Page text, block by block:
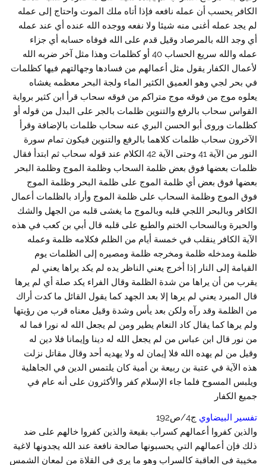
الكافر يحسب أن عمله نافعه فإذا أتاه ملك الموت واحتاج إلى عمله
لم يجد عمله أغنى منه شيئا ولا نفعه ووجده الله عنده أي عند عمله
أي وجد الله بالمرصاد وقيل قدم على الله فوفاه حسابه أي جزاء
عمله والله سريع الحساب 40 أو كظلمات وهذا مثل آخر ضربه الله
لأعمال الكفار يقول مثل أعمالهم من فسادها وجهالتهم فيها كظلمات
في بحر لجي وهو العميق الكثير الماء ولجة البحر معظمه يغشاه
يعلوه موج من فوقه موج متراكم من فوقه سحاب قرأ ابن كثير برواية
القواس سحاب بالرفع والتنوين ظلمات بالجر على البدل من قوله أو
كظلمات وروى أبو الحسن البري عنه سحاب ظلمات بالإضافة وقرأ
الآخرون سحاب ظلمات كلاهما بالرفع والتنوين فيكون تمام سورة
النور من الآية 41 وحتى الآية 42 الكلام عند قوله سحاب ثم ابتدأ فقال
ظلمات بعضها فوق بعض ظلمة السحاب وظلمة الموج وظلمة البحر
بعضها فوق بعض أي ظلمة الموج على ظلمة البحر وظلمة الموج
فوق الموج وظلمة السحاب على ظلمة الموج وأراد بالظلمات أعمال
الكافر وبالبحر اللجي قلبه وبالموج ما يغشى قلبه من الجهل والشك
والحيرة وبالسحاب الختم والطبع على قلبه قال أبي بن كعب في هذه
الآية الكافر ينقلب في خمسة أيام من الظلم فكلامه ظلمة وعمله
ظلمة ومدخله ظلمة ومخرجه ظلمة ومصيره إلى الظلمات يوم
القيامة إلى النار إذا أخرج يعني الناظر يده لم يكد يراها يعني لم
يقرب من أن يراها من شدة الظلمة وقال الفراء يكد صلة أي لم يرها
قال المبرد يعني لم يرها إلا بعد الجهد كما يقول القائل ما كدت أراك
من الظلمة وقد رآه ولكن بعد يأس وشدة وقيل معناه قرب من رؤيتها
ولم يرها كما يقال كاد النعام يطير ومن لم يجعل الله له نورا فما له
من نور قال ابن عباس من لم يجعل الله له دينا وإيمانا فلا دين له
وقيل من لم يهده الله فلا إيمان له ولا يهديه أحد وقال مقاتل نزلت
هذه الآية في عتبة بن ربيعة بن أمية كان يلتمس الدين في الجاهلية
ويلبس المسوح فلما جاء الإسلام كفر والأكثرون على أنه عام في
جميع الكفار
تفسير البيضاوي ج4/ص192
والذين كفروا أعمالهم كسراب بقيعة والذين كفروا خالهم على ضد
ذلك فإن أعمالهم التي يحسبونها صالحة نافعة عند الله يجدونها لاغية
مخيبة في العاقبة كالسراب وهو ما يرى في القلاة من لمعان الشمس